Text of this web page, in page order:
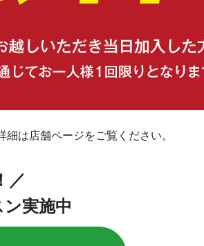
は店舗ページをご覧ください。
／
実施中